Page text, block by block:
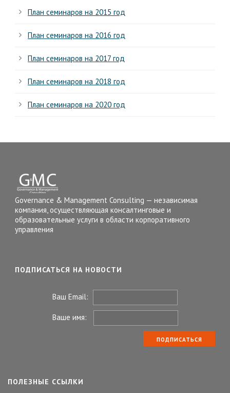
План семинаров на 2015 год
План семинаров на 2016 год
План семинаров на 2017 год
План семинаров на 2018 год
План семинаров на 2020 год
Governance & Management Consulting — независимая
компания, осуществляющая консалтинговые и
образовательные услуги в области корпоративного
управления
ПОДПИСАТЬСЯ НА НОВОСТИ
Ваш Email:
Ваше имя:
ПОЛЕЗНЫЕ ССЫЛКИ